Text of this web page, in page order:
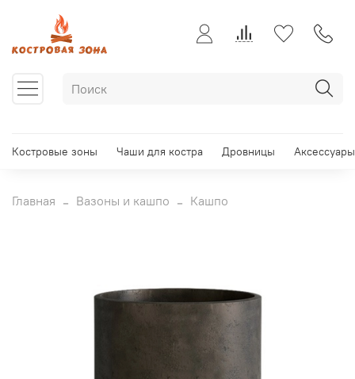
Костровые зоны Чаши для костра Дровницы Аксессуары
Главная Вазоны и кашпо Кашпо